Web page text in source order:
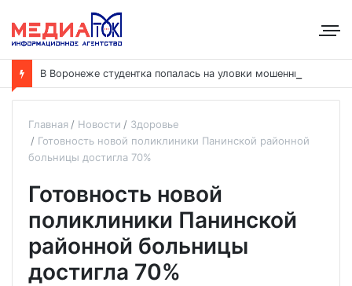
Главная Новости
Здоровье
Готовность новой поликлиники Панинской районной
больницы достигла 70%
Готовность новой
поликлиники Панинской
районной больницы
достигла 70%